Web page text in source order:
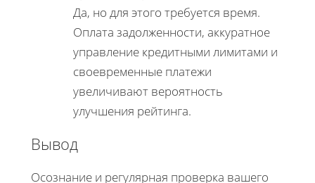
Да, но для этого требуется время.
Оплата задолженности, аккуратное
управление кредитными лимитами и
своевременные платежи
увеличивают вероятность
улучшения рейтинга.
Вывод
Осознание и регулярная проверка вашего